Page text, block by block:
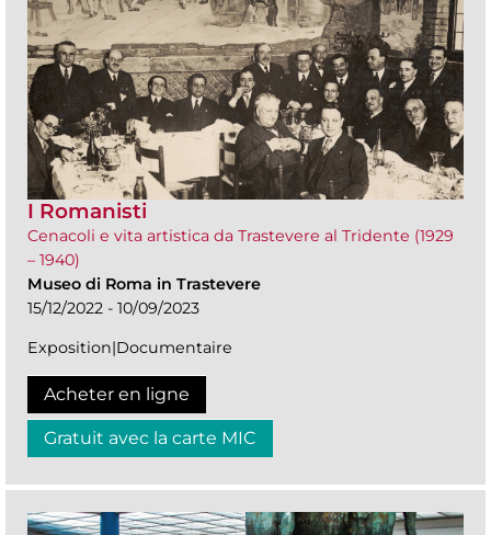
I Romanisti
Cenacoli e vita artistica da Trastevere al Tridente (1929
– 1940)
Museo di Roma in Trastevere
15/12/2022 - 10/09/2023
Exposition|Documentaire
Acheter en ligne
Gratuit avec la carte MIC